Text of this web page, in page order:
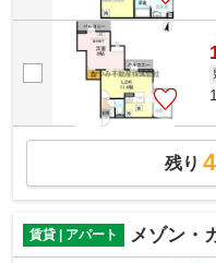
残り 4
賃貸 | アパート メゾン・